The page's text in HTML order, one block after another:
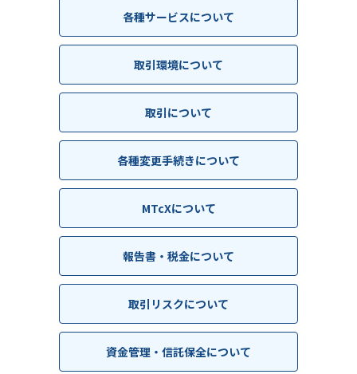
各種サービスについて
取引環境について
取引について
各種変更手続きについて
MTcXについて
報告書・税金について
取引リスクについて
資金管理・信託保全について